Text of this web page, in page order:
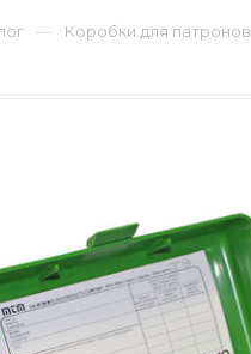
— Коробки для патронов